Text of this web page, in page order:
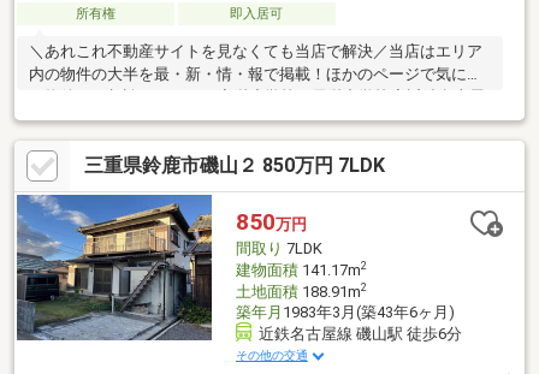
所有権
即入居可
＼あれこれ不動産サイトを見なくても当店で解決／当店はエリア
内の物件の大半を最・新・情・報で掲載！ほかのページで気にな
線「磯山」駅 徒歩約6分◆即お引渡し可能◆リフォーム相談
OK◆駐車場4台分（車種による）※写真をクリックすると、詳細を
ご覧いただけます。＝＝＝＝＝＝＝＝＝＝＝＝＝＝＝＝＝＝＝＝
＝＝《平日もご案内可能です♪》地域密着店の私達は、周辺環境、
相場、お得な住宅ローンプランなど丁寧にご案内できます。＝＝
＝＝＝＝＝＝＝＝＝＝＝＝＝＝＝＝＝＝＝＝
三重県鈴鹿市磯山２ 850万円 7LDK
850万円
間取り 7LDK
建物面積141.17m2
土地面積188.91m2
築年月 1983年3月(築43年6ヶ月)
近鉄名古屋線 磯山駅 徒歩6分
その他の交通